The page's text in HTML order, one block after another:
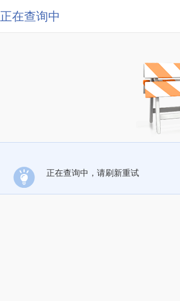
正在查询中
正在查询中，请刷新重试